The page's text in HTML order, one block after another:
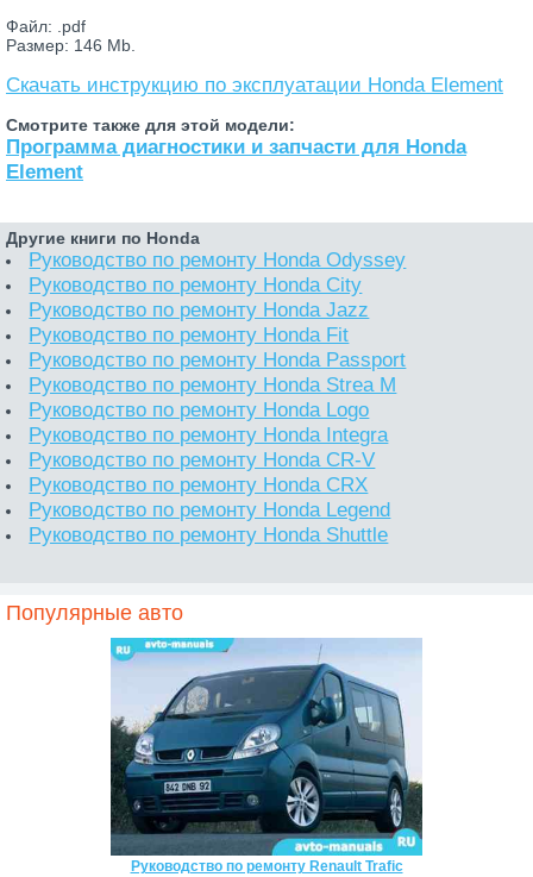
Файл: .pdf
Размер: 146 Mb.
Скачать инструкцию по эксплуатации Honda Element
Смотрите также для этой модели:
Программа диагностики и запчасти для Honda
Element
Другие книги по Honda
Руководство по ремонту Honda Odyssey
Руководство по ремонту Honda City
Руководство по ремонту Honda Jazz
Руководство по ремонту Honda Fit
Руководство по ремонту Honda Passport
Руководство по ремонту Honda Strea M
Руководство по ремонту Honda Logo
Руководство по ремонту Honda Integra
Руководство по ремонту Honda CR-V
Руководство по ремонту Honda CRX
Руководство по ремонту Honda Legend
Руководство по ремонту Honda Shuttle
Популярные авто
Руководство по ремонту Renault Trafic